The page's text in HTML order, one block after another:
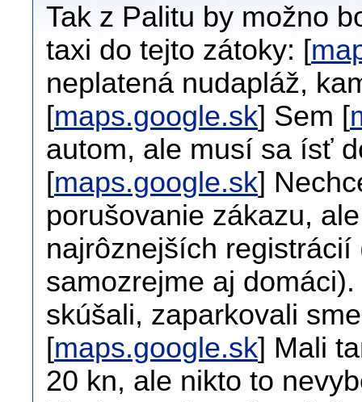
Tak z Palitu by možno
taxi do tejto zátoky: [
neplatená nudapláž,
[maps.google.sk] Sem [
autom, ale musí sa ísť
[maps.google.sk]
porušovanie zákazu,
najrôznejších
samozrejme aj
skúšali, zaparkovali
[maps.google.sk] Mali
20 kn, ale nikto to